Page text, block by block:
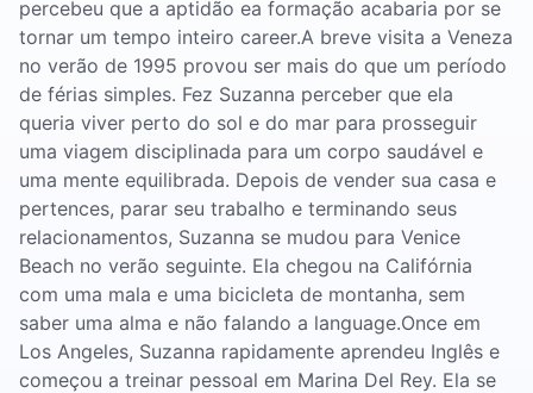
percebeu que a aptidão ea formação acabaria por se
tornar um tempo inteiro career.A breve visita a Veneza
no verão de 1995 provou ser mais do que um período
de férias simples. Fez Suzanna perceber que ela
queria viver perto do sol e do mar para prosseguir
uma viagem disciplinada para um corpo saudável e
uma mente equilibrada. Depois de vender sua casa e
pertences, parar seu trabalho e terminando seus
relacionamentos, Suzanna se mudou para Venice
Beach no verão seguinte. Ela chegou na Califórnia
com uma mala e uma bicicleta de montanha, sem
saber uma alma e não falando a language.Once em
Los Angeles, Suzanna rapidamente aprendeu Inglês e
começou a treinar pessoal em Marina Del Rey. Ela se